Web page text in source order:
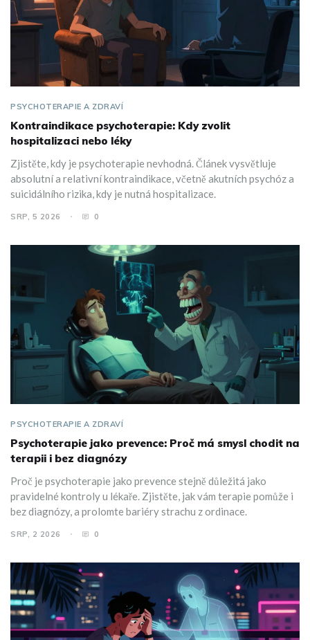
PSYCHOTERAPIE A ZDRAVÍ
Kontraindikace psychoterapie: Kdy zvolit
hospitalizaci nebo léky
Zjistěte, kdy je psychoterapie nevhodná. Článek vysvětluje
absolutní a relativní kontraindikace, včetně akutních psychóz a
suicidálního rizika, kdy je nutná hospitalizace.
SRP, 5 2026 0
PSYCHOTERAPIE A ZDRAVÍ
Psychoterapie jako prevence: Proč má smysl chodit na
terapii i bez diagnózy
Proč je psychoterapie jako prevence stejně důležitá jako
pravidelné kontroly u lékaře. Zjistěte, jak vám terapie pomůže i
bez diagnózy, a prolomte bariéry strachu z ordinace.
SRP, 2 2026 0